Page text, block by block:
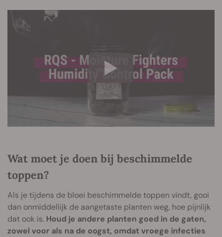
Wat moet je doen bij beschimmelde
toppen?
Als je tijdens de bloei beschimmelde toppen vindt, gooi
dan onmiddellijk de aangetaste planten weg, hoe pijnlijk
dat ook is. Houd je andere planten goed in de gaten,
zowel voor als na de oogst, omdat vroege infecties